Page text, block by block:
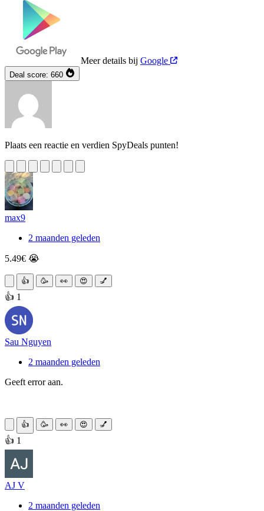
Meer details bij Google
Deal score: 660
Plaats een reactie en verdien SpyDeals punten!
max9
2 maanden geleden
5.49€ 😭
👍 🥳 👀 😍 💅
👍 1
Sau Nguyen
2 maanden geleden
Geeft error aan.
👍 🥳 👀 😍 💅
👍 1
AJ V
2 maanden geleden